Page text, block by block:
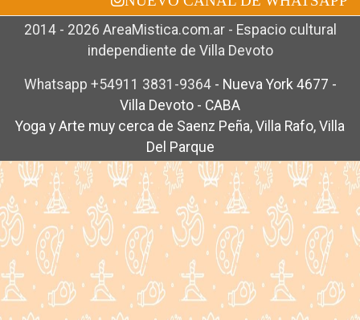
2014 - 2026 AreaMistica.com.ar - Espacio cultural
independiente de Villa Devoto
Whatsapp +54911 3831-9364 - Nueva York 4677 -
Villa Devoto - CABA
Yoga y Arte muy cerca de Saenz Peña, Villa Rafo, Villa
Del Parque